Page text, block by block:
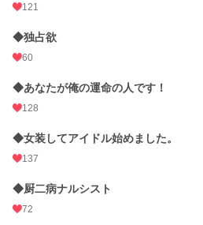
121
◆独占欲
60
◆あなたが俺の運命の人です！
128
◆女装してアイドル始めました。
137
◆厨二病ナルシスト
72